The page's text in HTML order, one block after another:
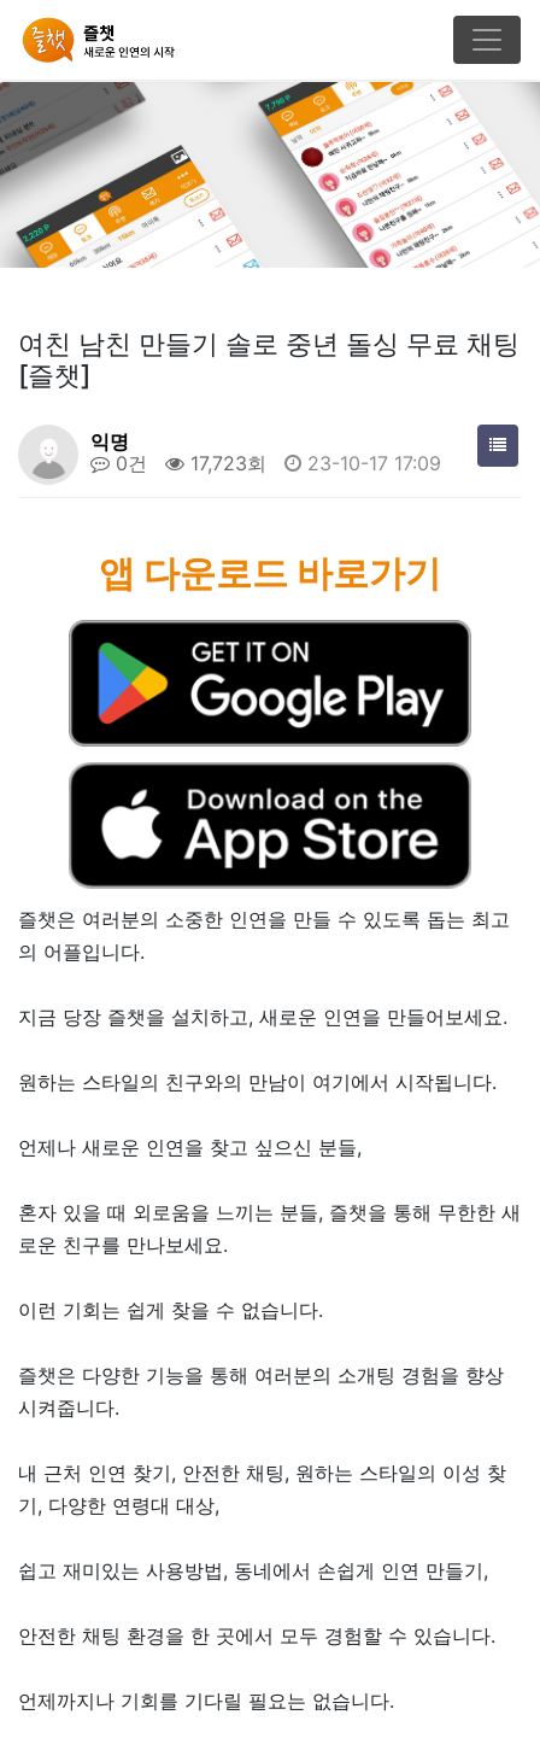
여친 남친 만들기 솔로 중년 돌싱 무료 채팅
[즐챗]
익명
0건
17,723회 23-10-17 17:09
앱 다운로드 바로가기
즐챗은 여러분의 소중한 인연을 만들 수 있도록 돕는 최고
의 어플입니다.
지금 당장 즐챗을 설치하고, 새로운 인연을 만들어보세요.
원하는 스타일의 친구와의 만남이 여기에서 시작됩니다.
언제나 새로운 인연을 찾고 싶으신 분들,
혼자 있을 때 외로움을 느끼는 분들, 즐챗을 통해 무한한 새
로운 친구를 만나보세요.
이런 기회는 쉽게 찾을 수 없습니다.
즐챗은 다양한 기능을 통해 여러분의 소개팅 경험을 향상
시켜줍니다.
내 근처 인연 찾기, 안전한 채팅, 원하는 스타일의 이성 찾
기, 다양한 연령대 대상,
쉽고 재미있는 사용방법, 동네에서 손쉽게 인연 만들기,
안전한 채팅 환경을 한 곳에서 모두 경험할 수 있습니다.
언제까지나 기회를 기다릴 필요는 없습니다.